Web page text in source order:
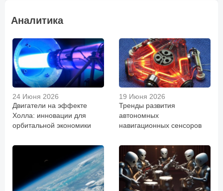
Аналитика
24 Июня 2026
Двигатели на эффекте
Холла: инновации для
орбитальной экономики
19 Июня 2026
Тренды развития
автономных
навигационных сенсоров